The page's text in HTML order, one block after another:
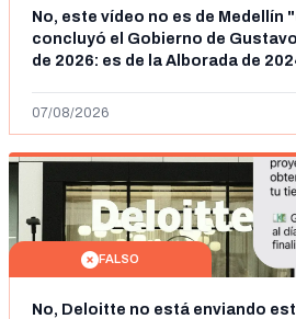
No, este vídeo no es de Medellín
concluyó el Gobierno de
de 2026: es de la Alborada de
07/08/2026
FALSO
No, Deloitte no está enviando